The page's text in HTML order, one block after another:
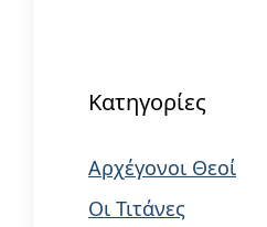
Κατηγορίες
Αρχέγονοι Θεοί
Οι Τιτάνες